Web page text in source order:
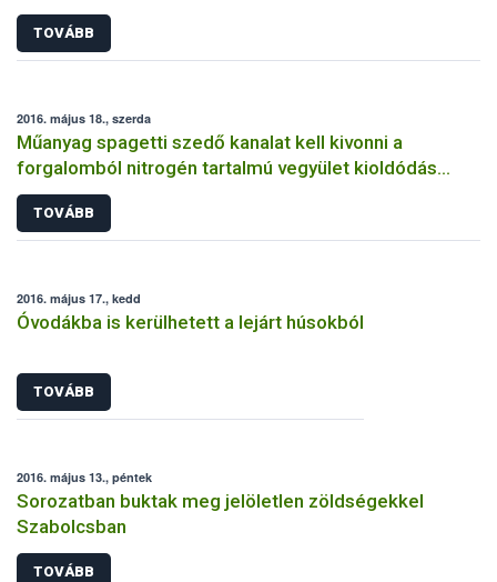
TOVÁBB
2016. május 18., szerda
Műanyag spagetti szedő kanalat kell kivonni a
forgalomból nitrogén tartalmú vegyület kioldódás
miatt
TOVÁBB
2016. május 17., kedd
Óvodákba is kerülhetett a lejárt húsokból
TOVÁBB
2016. május 13., péntek
Sorozatban buktak meg jelöletlen zöldségekkel
Szabolcsban
TOVÁBB